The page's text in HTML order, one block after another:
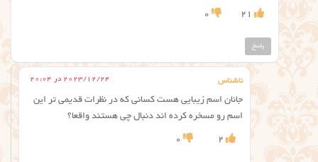
21
0
پاسخ
ناشناس 2023/12/24 در 20:04
جانان اسم زیبایی هست کسانی که در نظرات قدیمی تر این
اسم رو مسخره کرده اند دنبال چی هستند واقعا؟
2
0